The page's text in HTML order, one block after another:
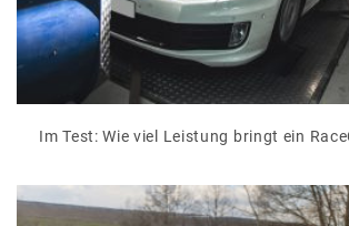
Im Test: Wie viel Leistung bringt ein